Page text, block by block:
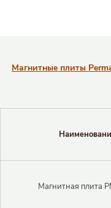
Таблицы с
Магнитные плиты
Магнитная плита